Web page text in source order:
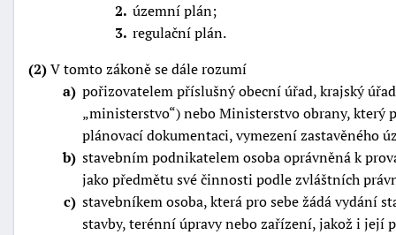
2 územní plán;
3 regulační plán.
(2)V tomto zákoně se dále rozumí
a pořizovatelem příslušný obecní úřad, krajský
ministerstvo ) nebo Ministerstvo obrany, který
plánovací dokumentaci, vymezení zastavěného
b stavebním podnikatelem osoba oprávněná k
jako předmětu své činnosti podle zvláštních
c stavebníkem osoba, která pro sebe žádá vydání
stavby, terénní úpravy nebo zařízení, jakož i její